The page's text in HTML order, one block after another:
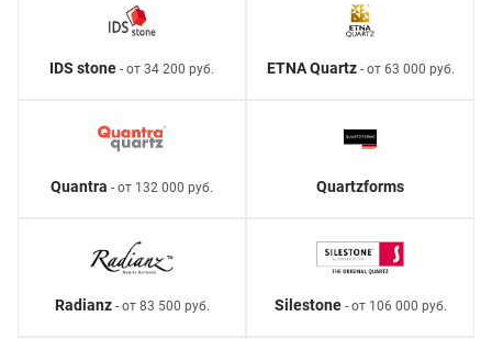
IDS stone - от 34 200 руб. ETNA Quartz- от 63 000 руб.
Quantra - от 132 000 руб. Quartzforms
Radianz- от 83 500 руб. Silestone- от 106 000 руб.